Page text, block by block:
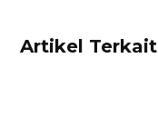
Artikel Terkait